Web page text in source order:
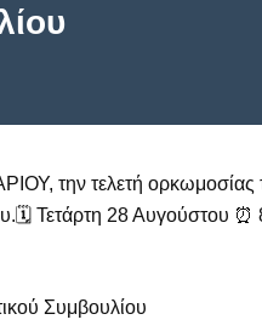
την τελετή ορκωμοσίας
Τετάρτη 28 Αυγούστου ⏰
Συμβουλίου